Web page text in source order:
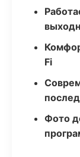
Fi
Фото